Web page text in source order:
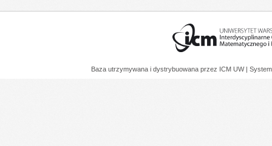
Baza utrzymywana i dystrybuowana przez ICM UW |